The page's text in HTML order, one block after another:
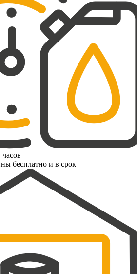
часов
бесплатно и в срок